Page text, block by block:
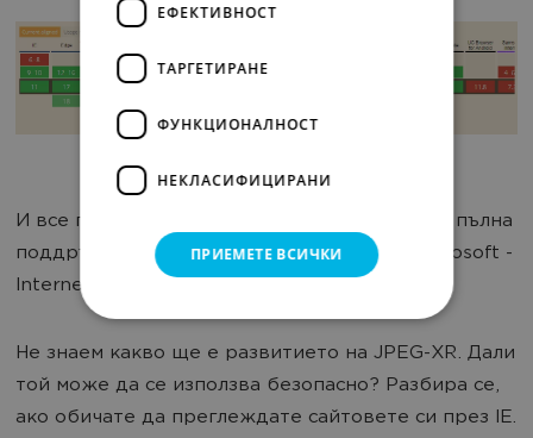
И все пак единственият браузър, който има пълна
поддръжка е невероятният продукт на Microsoft -
Internet Explorer.
Не знаем какво ще е развитието на JPEG-XR. Дали
той може да се използва безопасно? Разбира се,
ако обичате да преглеждате сайтовете си през IE.
ЕФЕКТИВНОСТ
ТАРГЕТИРАНЕ
ФУНКЦИОНАЛНОСТ
НЕКЛАСИФИЦИРАНИ
ПРИЕМЕТЕ ВСИЧКИ